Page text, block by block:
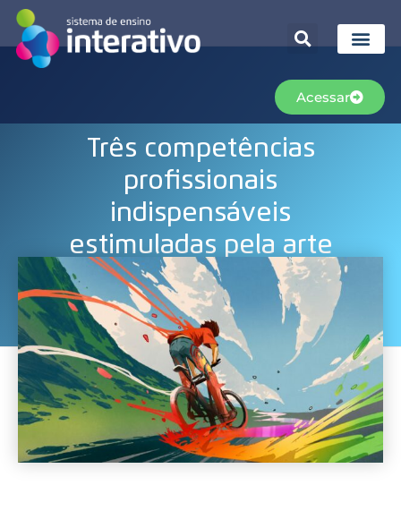
Acessar
Três competências
profissionais
indispensáveis
estimuladas pela arte